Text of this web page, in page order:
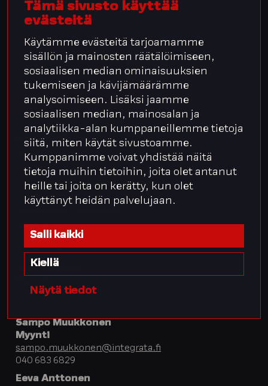
Tämä sivusto käyttää
evästeitä
Käytämme evästeitä tarjoamamme
sisällön ja mainosten räätälöimiseen,
sosiaalisen median ominaisuuksien
tukemiseen ja kävijämäärämme
analysoimiseen. Lisäksi jaamme
sosiaalisen median, mainosalan ja
analytiikka-alan kumppaneillemme tietoja
siitä, miten käytät sivustoamme.
Kumppanimme voivat yhdistää näitä
tietoja muihin tietoihin, joita olet antanut
heille tai joita on kerätty, kun olet
käyttänyt heidän palvelujaan.
Salli kaikki
Kiellä
Näytä tiedot
Tilaamalla hyväksyt, että talletamme tietosi.
Apua arkeen?
Henna Roihupuro
CRO
henna.roihupuro@integrata.fi
050 486 0775
Myynti
aleksandr.popovitch@integrata.fi
040 841 2505
Jussi Kivekäs
jussi.kivekas@integrata.fi
Sampo Muukkonen
Myynti
sampo.muukkonen@integrata.fi
040 683 6829
Eeva Anttonen